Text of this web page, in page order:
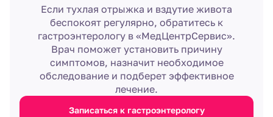
Если тухлая отрыжка и вздутие живота
беспокоят регулярно, обратитесь к
гастроэнтерологу в «МедЦентрСервис».
Врач поможет установить причину
симптомов, назначит необходимое
обследование и подберет эффективное
лечение.
Записаться к гастроэнтерологу